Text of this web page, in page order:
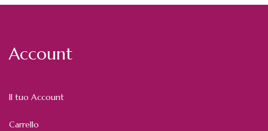
Account
Il tuo Account
Carrello